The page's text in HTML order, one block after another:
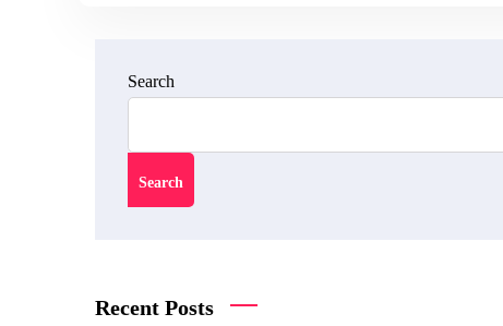
Search
Search
Recent Posts